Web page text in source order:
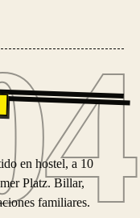
04
en hostel, a 10
Platz. Billar,
familiares.